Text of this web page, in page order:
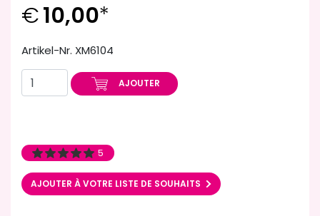
€10,00*
Artikel-Nr. XM6104
AJOUTER
5
AJOUTER À VOTRE LISTE DE SOUHAITS